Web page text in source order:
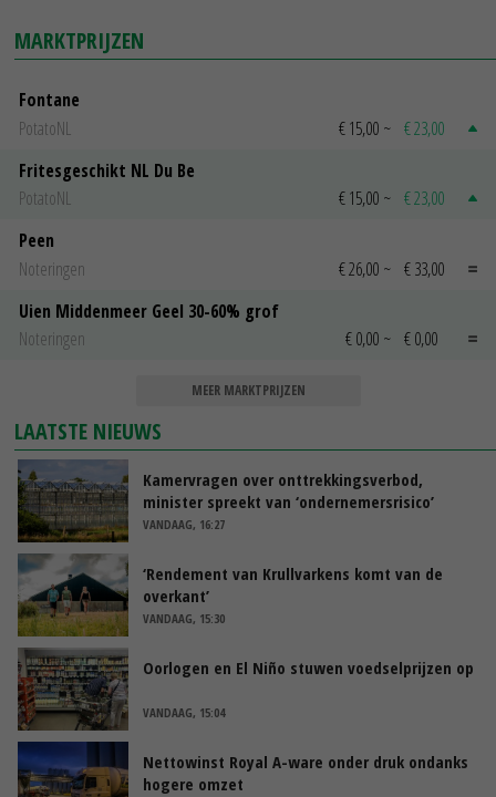
MARKTPRIJZEN
Fontane
PotatoNL
€ 15,00 ~ € 23,00
Fritesgeschikt NL Du Be
PotatoNL
€ 15,00 ~ € 23,00
Peen
Noteringen
€ 26,00 ~ € 33,00
Uien Middenmeer Geel 30-60% grof
Noteringen
€ 0,00 ~ € 0,00
MEER MARKTPRIJZEN
LAATSTE NIEUWS
Kamervragen over onttrekkingsverbod,
minister spreekt van ‘ondernemersrisico’
VANDAAG, 16:27
‘Rendement van Krullvarkens komt van de
overkant’
VANDAAG, 15:30
Oorlogen en El Niño stuwen voedselprijzen op
VANDAAG, 15:04
Nettowinst Royal A-ware onder druk ondanks
hogere omzet